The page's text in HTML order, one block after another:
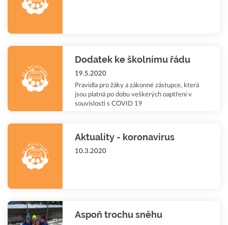
Dodatek ke školnímu řádu
19.5.2020
Pravidla pro žáky a zákonné zástupce, která
jsou platná po dobu veškerých oaptření v
souvislosti s COVID 19
Aktuality - koronavirus
10.3.2020
Aspoň trochu sněhu